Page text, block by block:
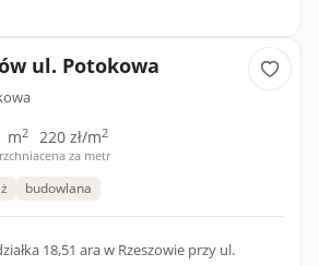
ul. Potokowa
m2 220 zł/m2
cena za metr
budowlana
18,51 ara w Rzeszowie przy ul.